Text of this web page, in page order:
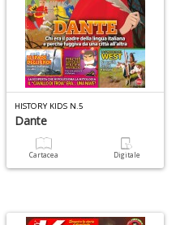
HISTORY KIDS N.5
Dante
Cartacea Digitale